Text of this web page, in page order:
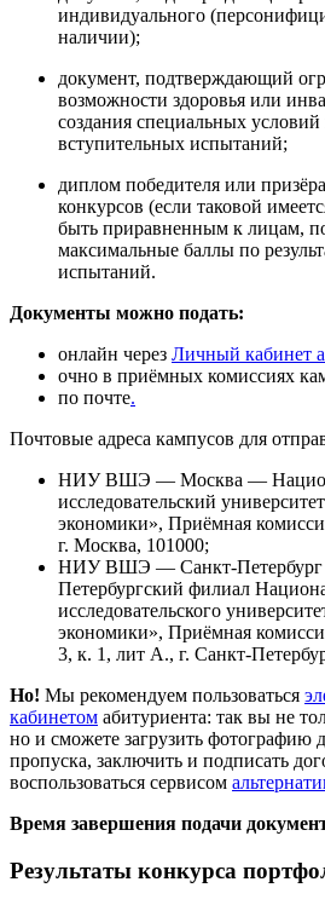
индивидуального
наличии);
документ, подтверждающий
возможности здоровья или
создания специальных
вступительных испытаний;
диплом победителя или
конкурсов (если таковой
быть приравненным к лицам,
максимальные баллы по
испытаний.
Документы можно подать:
онлайн через Личный кабинет
очно в приёмных комиссиях
по почте.
Почтовые адреса кампусов для
НИУ ВШЭ — Москва —
исследовательский
экономики», Приёмная
г. Москва, 101000;
НИУ ВШЭ — Санкт-
Петербургский филиал
исследовательского
экономики», Приёмная
3, к. 1, лит А., г. Санкт-
Но! Мы рекомендуем пользоваться
кабинетом абитуриента: так вы не
но и сможете загрузить фотографию
пропуска, заключить и подписать
воспользоваться сервисом
Время завершения подачи
Результаты конкурса